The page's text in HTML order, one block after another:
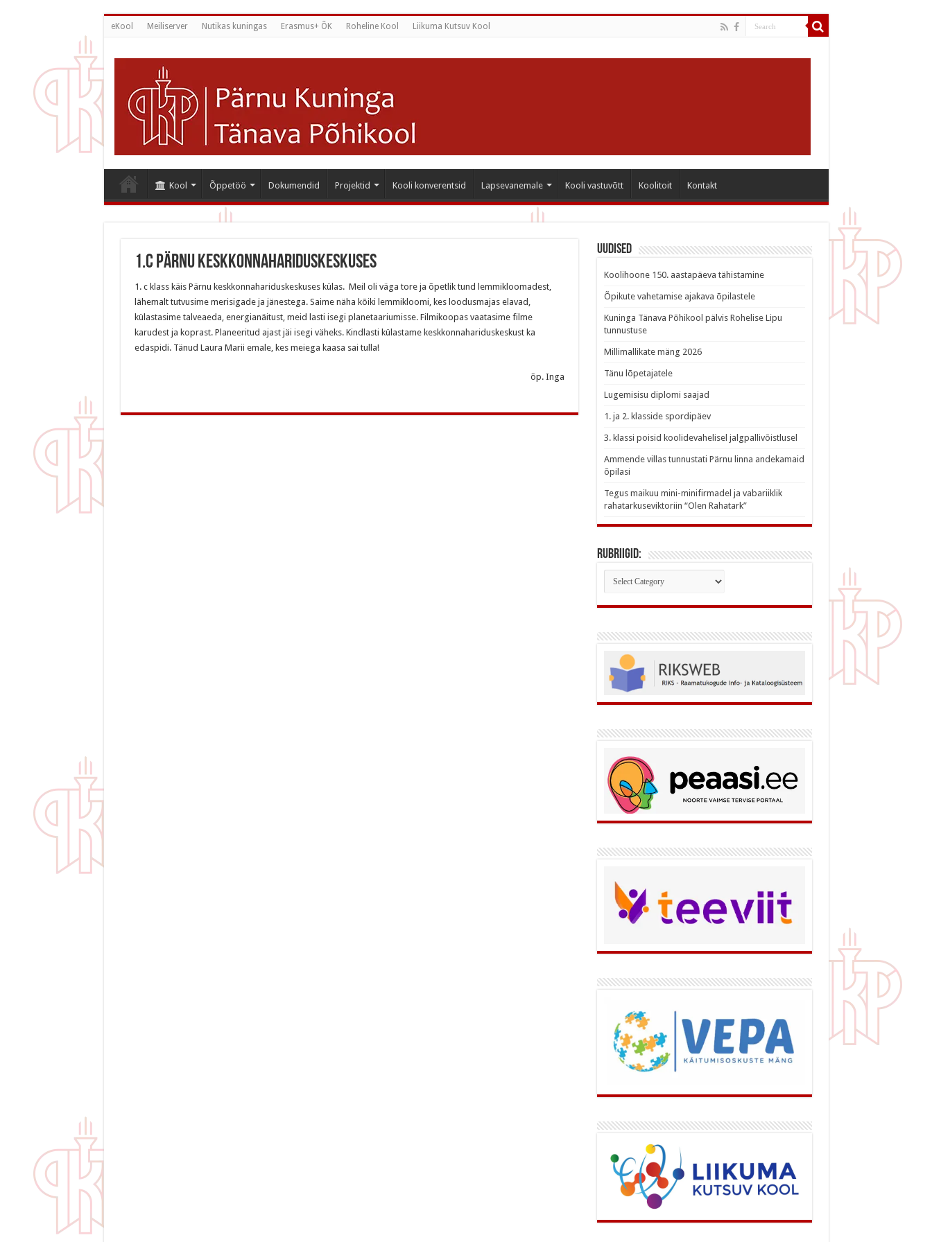
eKool Meiliserver Nutikas kuningas Erasmus+ ÕK Roheline Kool Liikuma Kutsuv Kool
Kool Õppetöö Dokumendid Projektid Kooli konverentsid Lapsevanemale Kooli vastuvõtt Koolitoit Kontakt
1.c Pärnu Keskkonnahariduskeskuses
1. c klass käis Pärnu keskkonnahariduskeskuses külas. Meil oli väga tore ja õpetlik tund lemmikloomadest,
lähemalt tutvusime merisigade ja jänestega. Saime näha kõiki lemmikloomi, kes loodusmajas elavad,
külastasime talveaeda, energianäitust, meid lasti isegi planetaariumisse. Filmikoopas vaatasime filme
karudest ja koprast. Planeeritud ajast jäi isegi väheks. Kindlasti külastame keskkonnahariduskeskust ka
edaspidi. Tänud Laura Marii emale, kes meiega kaasa sai tulla!
õp. Inga
Uudised
Koolihoone 150. aastapäeva tähistamine
Õpikute vahetamise ajakava õpilastele
Kuninga Tänava Põhikool pälvis Rohelise Lipu
tunnustuse
Millimallikate mäng 2026
Tänu lõpetajatele
Lugemisisu diplomi saajad
1. ja 2. klasside spordipäev
3. klassi poisid koolidevahelisel jalgpallivõistlusel
Ammende villas tunnustati Pärnu linna andekamaid
õpilasi
Tegus maikuu mini-minifirmadel ja vabariiklik
rahatarkuseviktoriin “Olen Rahatark”
Rubriigid:
Rubriigid: